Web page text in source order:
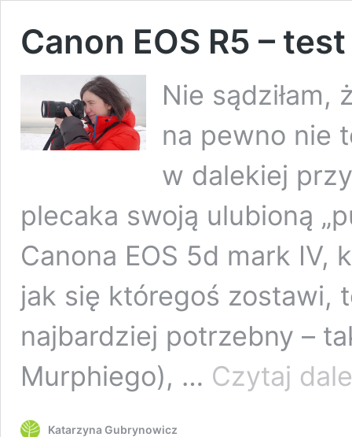
Canon EOS R5 –
Nie sądziłam,
na pewno nie
w dalekiej
plecaka swoją ulubioną
Canona EOS 5d mark
jak się któregoś zostawi,
najbardziej potrzebny –
Murphiego), … Czytaj
Katarzyna Gubrynowicz